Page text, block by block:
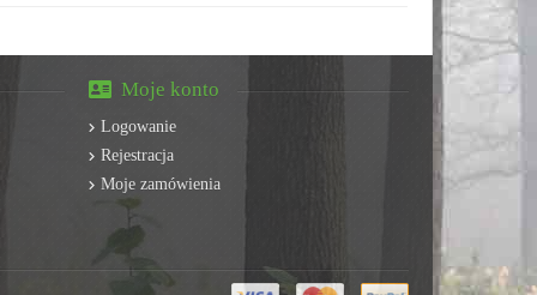
Moje konto
Logowanie
Rejestracja
Moje zamówienia